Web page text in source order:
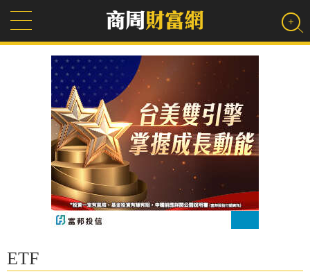
ETF